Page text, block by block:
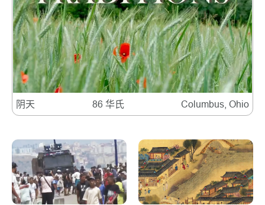
阴天 86 华氏 Columbus, Ohio